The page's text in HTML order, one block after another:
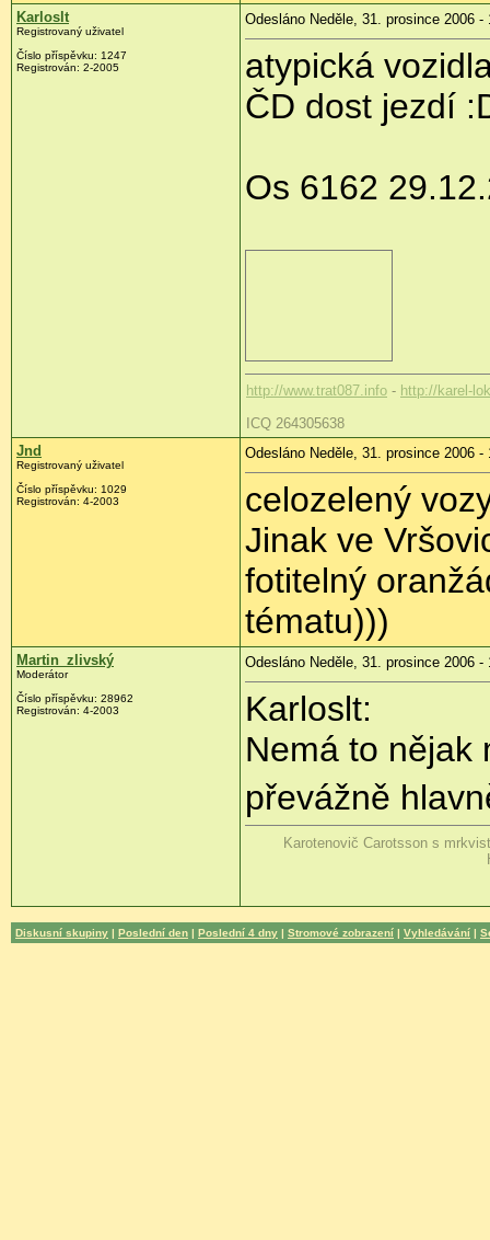
Karloslt
Registrovaný uživatel
Číslo příspěvku: 1247
Registrován: 2-2005
Odesláno Neděle, 31. prosince 2006 -
atypická
ČD dost jezdí
Os 6162
http://www.trat087.info - http://karel-
ICQ 264305638
Jnd
Registrovaný uživatel
Číslo příspěvku: 1029
Registrován: 4-2003
Odesláno Neděle, 31. prosince 2006 -
celozelený
Jinak ve
fotitelný
tématu)))
Martin_zlivský
Moderátor
Číslo příspěvku: 28962
Registrován: 4-2003
Odesláno Neděle, 31. prosince 2006 -
Karloslt:
Nemá to nějak
převážně
Karotenovič Carotsson s
Diskusní skupiny | Poslední den | Poslední 4 dny | Stromové zobrazení | Vyhledávání |